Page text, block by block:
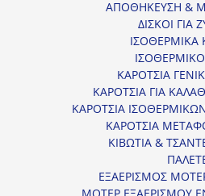
ΑΠΟΘΗΚΕΥΣΗ &
ΔΙΣΚΟΙ ΓΙΑ
ΙΣΟΘΕΡΜΙΚΑ
ΚΑΡΟΤΣΙΑ
ΚΑΡΟΤΣΙΑ ΓΙΑ
ΚΑΡΟΤΣΙΑ
ΚΑΡΟΤΣΙΑ
ΚΙΒΩΤΙΑ &
ΕΞΑΕΡΙΣΜΟΣ